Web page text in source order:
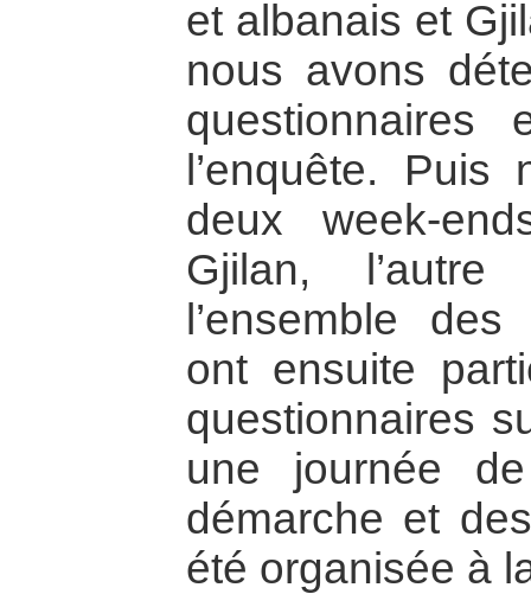
et albanais et
nous avons
l’enquête.
deux week-
Gjilan,
l’ensemble
ont ensuite
questionnaires
une journée
démarche et
été organisée à